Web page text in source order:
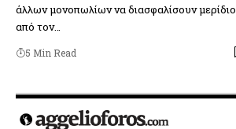
άλλων μονοπωλίων να διασφαλίσουν μερίδιο
από τον…
5 Min Read